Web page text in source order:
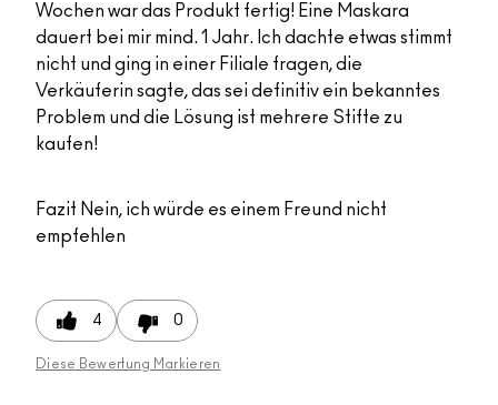
Wochen war das Produkt fertig! Eine Maskara
dauert bei mir mind. 1 Jahr. Ich dachte etwas stimmt
nicht und ging in einer Filiale fragen, die
Verkäuferin sagte, das sei definitiv ein bekanntes
Problem und die Lösung ist mehrere Stifte zu
kaufen!
Fazit Nein, ich würde es einem Freund nicht
empfehlen
4 0
Diese Bewertung Markieren